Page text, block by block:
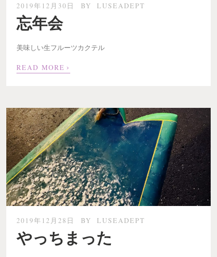
2019年12月30日 BY LUSEADEPT
忘年会
美味しい生フルーツカクテル
READ MORE ›
2019年12月28日 BY LUSEADEPT
やっちまった